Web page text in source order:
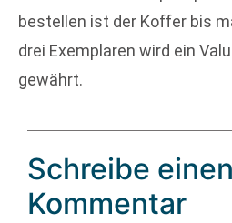
bestellen ist der Koffer bis
drei Exemplaren wird ein
gewährt.
Schreibe einen
Kommentar